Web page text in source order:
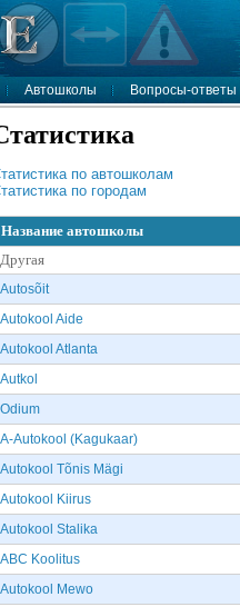
Автошколы Вопросы-ответы
по автошколам
по городам
Название автошколы
Другая
Autosõit
Autokool Aide
Autokool Atlanta
Autkol
Odium
A-Autokool (Kagukaar)
Autokool Tõnis Mägi
Autokool Kiirus
Autokool Stalika
ABC Koolitus
Autokool Mewo